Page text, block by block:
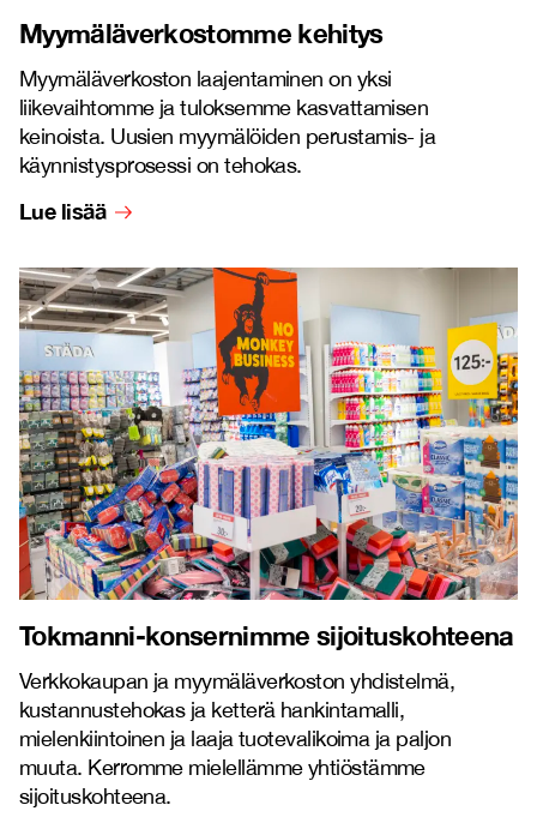
Myymäläverkostomme kehitys
Myymäläverkoston laajentaminen on yksi
liikevaihtomme ja tuloksemme kasvattamisen
keinoista. Uusien myymälöiden perustamis- ja
käynnistysprosessi on tehokas.
Lue lisää
Tokmanni-konsernimme sijoituskohteena
Verkkokaupan ja myymäläverkoston yhdistelmä,
kustannustehokas ja ketterä hankintamalli,
mielenkiintoinen ja laaja tuotevalikoima ja paljon
muuta. Kerromme mielellämme yhtiöstämme
sijoituskohteena.